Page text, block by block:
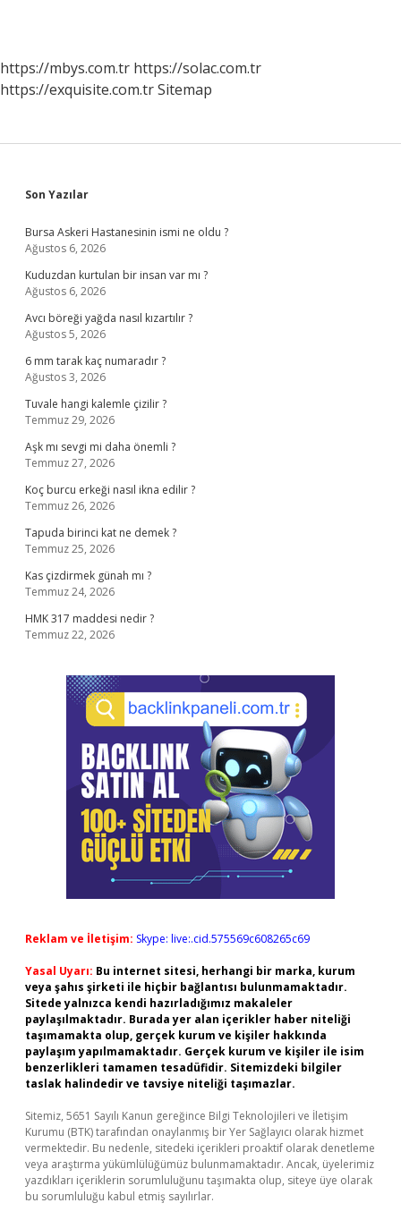
https://mbys.com.tr https://solac.com.tr
https://exquisite.com.trSitemap
Sidebar
Son Yazılar
Bursa Askeri Hastanesinin ismi ne oldu ?
Ağustos 6, 2026
Kuduzdan kurtulan bir insan var mı ?
Ağustos 6, 2026
Avcı böreği yağda nasıl kızartılır ?
Ağustos 5, 2026
6 mm tarak kaç numaradır ?
Ağustos 3, 2026
Tuvale hangi kalemle çizilir ?
Temmuz 29, 2026
Aşk mı sevgi mi daha önemli ?
Temmuz 27, 2026
Koç burcu erkeği nasıl ikna edilir ?
Temmuz 26, 2026
Tapuda birinci kat ne demek ?
Temmuz 25, 2026
Kas çizdirmek günah mı ?
Temmuz 24, 2026
HMK 317 maddesi nedir ?
Temmuz 22, 2026
Reklam ve İletişim: Skype: live:.cid.575569c608265c69
Yasal Uyarı: Bu internet sitesi, herhangi bir marka, kurum
veya şahıs şirketi ile hiçbir bağlantısı bulunmamaktadır.
Sitede yalnızca kendi hazırladığımız makaleler
paylaşılmaktadır. Burada yer alan içerikler haber niteliği
taşımamakta olup, gerçek kurum ve kişiler hakkında
paylaşım yapılmamaktadır. Gerçek kurum ve kişiler ile isim
benzerlikleri tamamen tesadüfidir. Sitemizdeki bilgiler
taslak halindedir ve tavsiye niteliği taşımazlar.
Sitemiz, 5651 Sayılı Kanun gereğince Bilgi Teknolojileri ve İletişim
Kurumu (BTK) tarafından onaylanmış bir Yer Sağlayıcı olarak hizmet
vermektedir. Bu nedenle, sitedeki içerikleri proaktif olarak denetleme
veya araştırma yükümlülüğümüz bulunmamaktadır. Ancak, üyelerimiz
yazdıkları içeriklerin sorumluluğunu taşımakta olup, siteye üye olarak
bu sorumluluğu kabul etmiş sayılırlar.